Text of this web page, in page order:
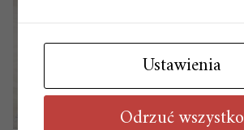
Ustawienia
Odrzuć wszystko